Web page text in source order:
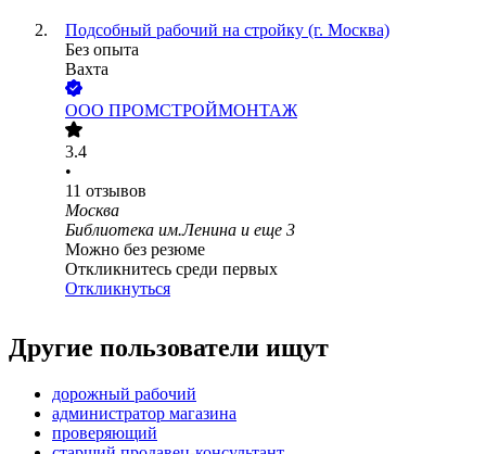
Подсобный рабочий на стройку (г. Москва)
Без опыта
Вахта
ООО ПРОМСТРОЙМОНТАЖ
3.4
•
11 отзывов
Москва
Библиотека им.Ленина и еще 3
Можно без резюме
Откликнитесь среди первых
Откликнуться
Другие пользователи ищут
дорожный рабочий
администратор магазина
проверяющий